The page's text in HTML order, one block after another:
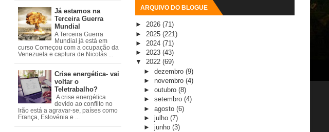
Já estamos na
Terceira Guerra
Mundial
A Terceira Guerra
Mundial já está em
curso Começou com a ocupação da
Venezuela e captura de Nicolás ...
Crise energética- vai
voltar o
Teletrabalho?
A crise energética
devido ao conflito no
Irão está a agravar-se, países como
França, Eslovénia e ...
ARQUIVO DO BLOGUE
► 2026 (71)
► 2025 (221)
► 2024 (71)
► 2023 (43)
▼ 2022 (69)
► dezembro (9)
► novembro (4)
► outubro (8)
► setembro (4)
► agosto (6)
► julho (7)
► junho (3)